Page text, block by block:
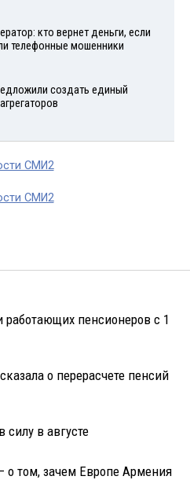
кто вернет деньги, если
телефонные мошенники
создать единый
СМИ2
СМИ2
работающих пенсионеров с 1
о перерасчете пенсий
в августе
том, зачем Европе Армения